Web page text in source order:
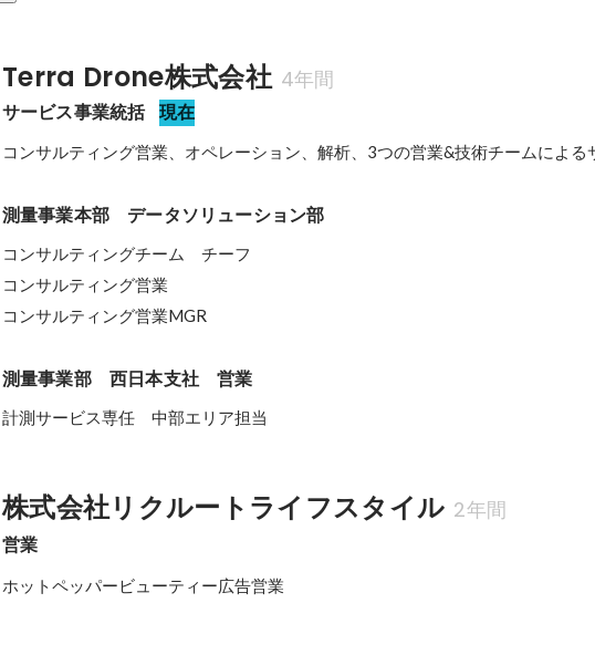
Terra Drone株式会社 4年間
サービス事業統括 現在
コンサルティング営業、オペレーション、解析、3つの営業&技術チームによる
測量事業本部　データソリューション部
コンサルティングチーム　チーフ
コンサルティング営業
コンサルティング営業MGR
測量事業部　西日本支社　営業
計測サービス専任　中部エリア担当
株式会社リクルートライフスタイル 2年間
営業
ホットペッパービューティー広告営業